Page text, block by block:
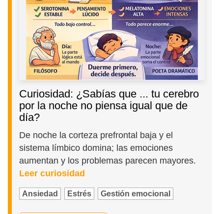
Curiosidad: ¿Sabías que ... tu cerebro
por la noche no piensa igual que de
día?
De noche la corteza prefrontal baja y el
sistema límbico domina; las emociones
aumentan y los problemas parecen mayores.
Leer curiosidad
Ansiedad Estrés Gestión emocional